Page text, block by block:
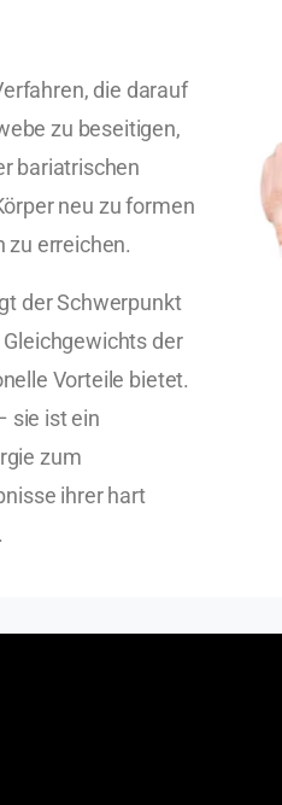
die darauf
zu beseitigen,
bariatrischen
neu zu formen
zu erreichen.
der Schwerpunkt
der
Vorteile bietet.
sie ist ein
zum
ihrer hart